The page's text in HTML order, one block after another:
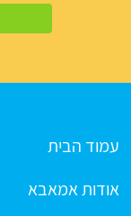
עמוד הבית
אודות אמאבא